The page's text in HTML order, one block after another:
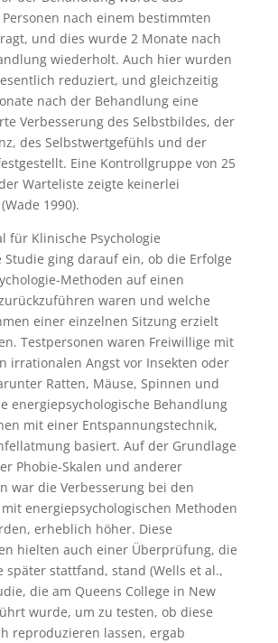
nach einem bestimmten
und dies wurde 2 Monate nach
wiederholt. Auch hier wurden
reduziert, und gleichzeitig
nach der Behandlung eine
Verbesserung des Selbstbildes, der
des Selbstwertgefühls und der
Eine Kontrollgruppe von 25
Warteliste zeigte keinerlei
1990).
für Klinische Psychologie
ging darauf ein, ob die Erfolge
Methoden auf einen
waren und welche
einer einzelnen Sitzung erzielt
Testpersonen waren Freiwillige mit
irrationalen Angst vor Insekten oder
Ratten, Mäuse, Spinnen und
energiepsychologische Behandlung
mit einer Entspannungstechnik,
basiert. Auf der Grundlage
Phobie-Skalen und anderer
war die Verbesserung bei den
energiepsychologischen Methoden
erheblich höher. Diese
hielten auch einer Überprüfung, die
später stattfand, stand (Wells et al.,
die am Queens College in New
wurde, um zu testen, ob diese
reproduzieren lassen, ergab